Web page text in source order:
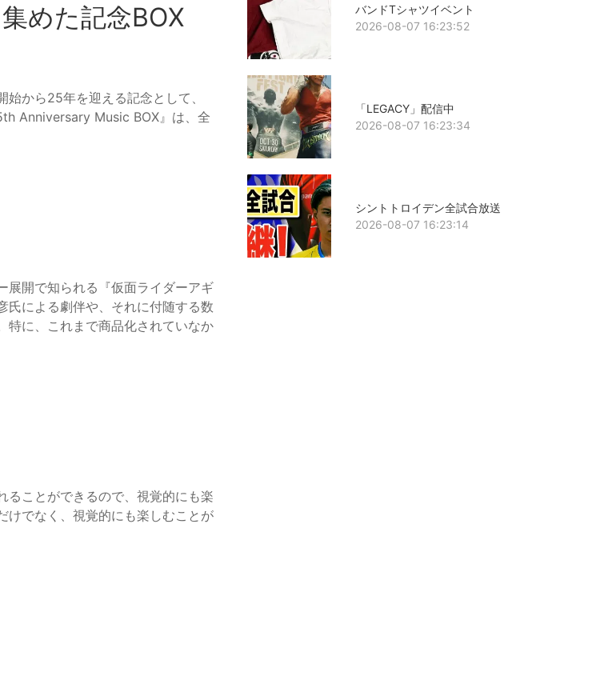
めた記念BOX
から25年を迎える記念として、
Anniversary Music BOX』は、全
展開で知られる『仮面ライダーアギ
氏による劇伴や、それに付随する数
特に、これまで商品化されていなか
ることができるので、視覚的にも楽
けでなく、視覚的にも楽しむことが
バンドTシャツイベント
2026-08-07 16:23:52
「LEGACY」配信中
2026-08-07 16:23:34
シントトロイデン全試合放送
2026-08-07 16:23:14